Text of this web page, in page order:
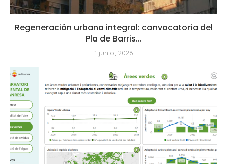
Regeneración urbana integral: convocatoria del
Pla de Barris...
1 junio, 2026